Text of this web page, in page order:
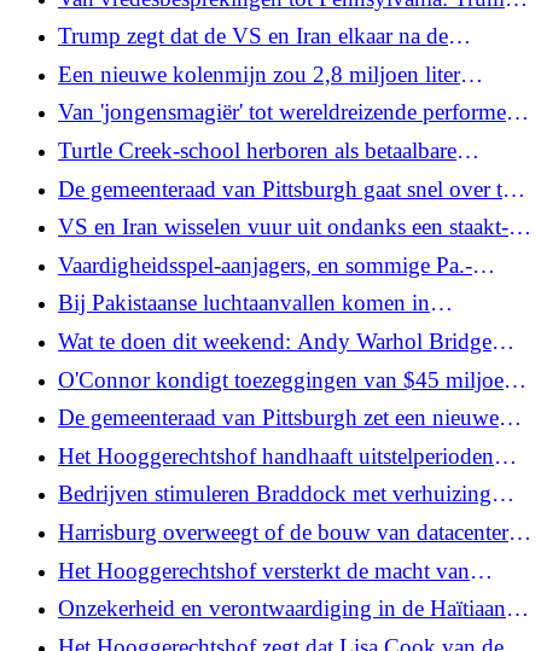
verlegt de focus naar de economie in de omgeving
van Allentown
Trump zegt dat de VS en Iran elkaar na de
aanvallen van het weekend in Qatar zullen
ontmoeten
Een nieuwe kolenmijn zou 2,8 miljoen liter
behandeld afvalwater in de forelstroom van de
Laurel Highlands kunnen dumpen
Van 'jongensmagiër' tot wereldreizende performer:
Dan Kamin uit Pittsburgh betreedt het podium
Turtle Creek-school herboren als betaalbare
appartementen voor voormalige pleegjongeren
De gemeenteraad van Pittsburgh gaat snel over tot
het belasten van 'behendigheidsspelletjes' en ander
amusement
VS en Iran wisselen vuur uit ondanks een staakt-
het-vuren. En Trump benoemt een nieuw hoofd
van ICE
Vaardigheidsspel-aanjagers, en sommige Pa.-
wetgevers, dringen aan op bescheiden belastingen
vóór de begrotingsovereenkomst
Bij Pakistaanse luchtaanvallen komen in
Afghanistan 36 burgers om het leven en raken er
160 gewond, zeggen functionarissen
Wat te doen dit weekend: Andy Warhol Bridge
100e verjaardagsfeest, WYEP Summer Music
Festival
O'Connor kondigt toezeggingen van $45 miljoen
aan van UPMC, Highmark voor de hulpdiensten
van Pittsburgh
De gemeenteraad van Pittsburgh zet een nieuwe
stap in de langetermijncampagne om
kortetermijnverhuur te reguleren
Het Hooggerechtshof handhaaft uitstelperioden
voor stembiljetten per post en kiest de kant van de
Republikeinse Partij
Bedrijven stimuleren Braddock met verhuizing
naar Free Press Building
Harrisburg overweegt of de bouw van datacenters
moet worden beteugeld met een wortel... of met
een stok
Het Hooggerechtshof versterkt de macht van
Trump over agentschappen die lang als
onafhankelijk werden beschouwd
Onzekerheid en verontwaardiging in de Haïtiaanse
gemeenschap van Charleroi over de